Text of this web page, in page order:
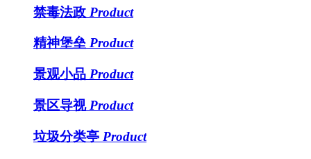
禁毒法政 Product
精神堡垒 Product
景观小品 Product
景区导视 Product
垃圾分类亭 Product